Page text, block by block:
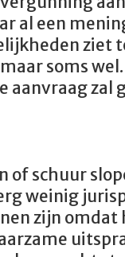
al een
ziet
soms
aanvraag zal
of schuur
weinig
zijn